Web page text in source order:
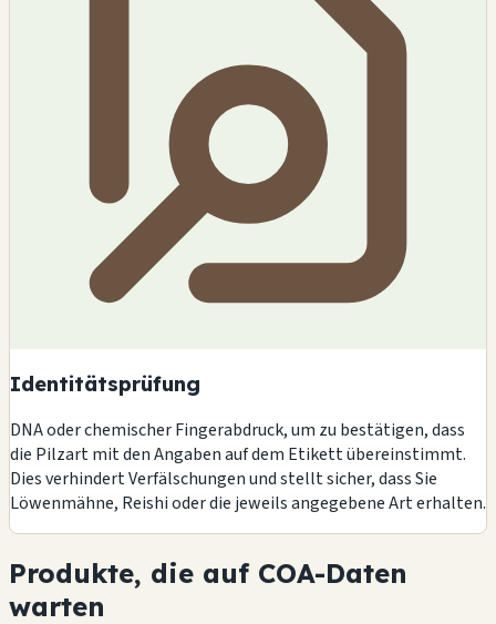
Identitätsprüfung
DNA oder chemischer Fingerabdruck, um zu bestätigen, dass
die Pilzart mit den Angaben auf dem Etikett übereinstimmt.
Dies verhindert Verfälschungen und stellt sicher, dass Sie
Löwenmähne, Reishi oder die jeweils angegebene Art erhalten.
Produkte, die auf COA-Daten
warten